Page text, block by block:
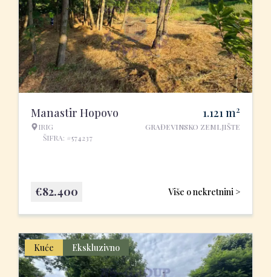
Manastir Hopovo
IRIG
ŠIFRA: #574237
1.121m2
GRAĐEVINSKO ZEMLJIŠTE
Više o nekretnini >
€82.400
Kuće Ekskluzivno